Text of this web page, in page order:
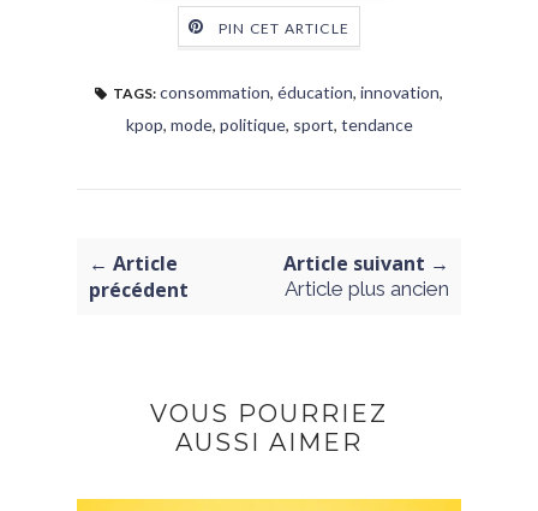
PIN CET ARTICLE
TAGS: consommation, éducation, innovation,
kpop, mode, politique, sport, tendance
← Article
précédent
Article suivant →
Article plus ancien
VOUS POURRIEZ
AUSSI AIMER